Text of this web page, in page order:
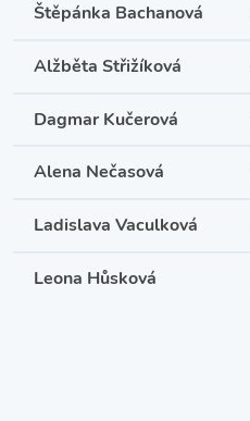
Štěpánka Bachanová
Alžběta Střižíková
Dagmar Kučerová
Alena Nečasová
Ladislava Vaculková
Leona Hůsková